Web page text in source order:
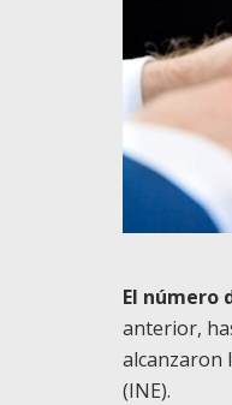
El número
anterior,
alcanzaron
(INE).